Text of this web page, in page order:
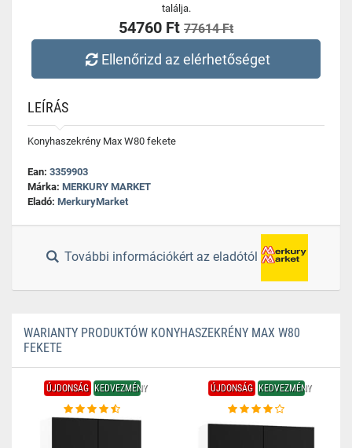
találja.
54760 Ft 77614 Ft
Ellenőrizd az elérhetőséget
LEÍRÁS
Konyhaszekrény Max W80 fekete
Ean: 3359903
Márka: MERKURY MARKET
Eladó: MerkuryMarket
További információkért az eladótól
WARIANTY PRODUKTÓW KONYHASZEKRÉNY MAX W80
FEKETE
ÚJDONSÁG KEDVEZMÉNY ÚJDONSÁG KEDVEZMÉNY